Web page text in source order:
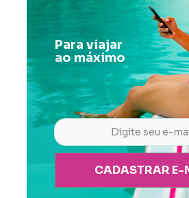
Para viajar
ao máximo
CADASTRAR E-